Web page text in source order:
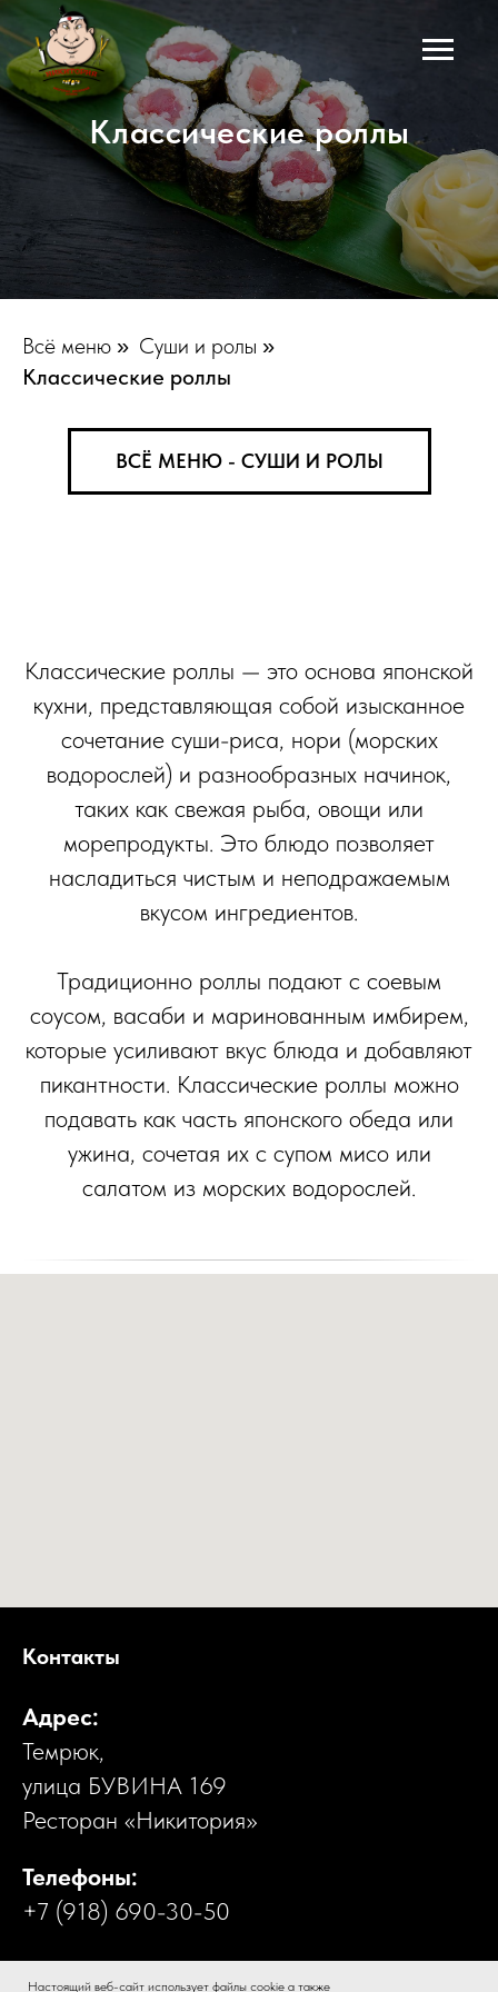
Классические роллы
Всё меню » Суши и ролы »
Классические роллы
ВСЁ МЕНЮ - СУШИ И РОЛЫ
Классические роллы — это основа японской
кухни, представляющая собой изысканное
сочетание суши-риса, нори (морских
водорослей) и разнообразных начинок,
таких как свежая рыба, овощи или
морепродукты. Это блюдо позволяет
насладиться чистым и неподражаемым
вкусом ингредиентов.
Традиционно роллы подают с соевым
соусом, васаби и маринованным имбирем,
которые усиливают вкус блюда и добавляют
пикантности. Классические роллы можно
подавать как часть японского обеда или
ужина, сочетая их с супом мисо или
салатом из морских водорослей.
Контакты
Адрес:
Темрюк,
улица БУВИНА 169
Ресторан «Никитория»
Телефоны:
+7 (918) 690-30-50
Настоящий веб-сайт использует файлы cookie а также